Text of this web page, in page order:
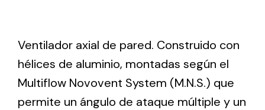
Ventilation
The incorporation of Novovent into the group
meant a greater offer of ventilation products for
different uses
Ventilador axial de pared. Construido con
hélices de aluminio, montadas según el
Multiflow Novovent System (M.N.S.) que
permite un ángulo de ataque múltiple y un